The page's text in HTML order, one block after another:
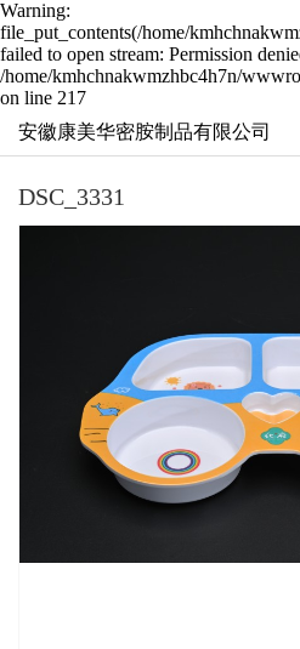
Warning:
file_put_contents(/home/
failed to open stream: Permission
/home/kmhchnakwmzhbc4h7n/
on line 217
安徽康美华密胺制品有限公司
DSC_3331